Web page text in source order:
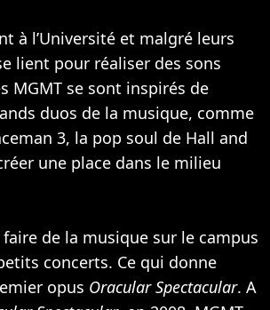
à l’Université et malgré leurs
lient pour réaliser des sons
MGMT se sont inspirés de
duos de la musique, comme
3, la pop soul de Hall and
une place dans le milieu
faire de la musique sur le campus
concerts. Ce qui donne
opus Oracular Spectacular. A